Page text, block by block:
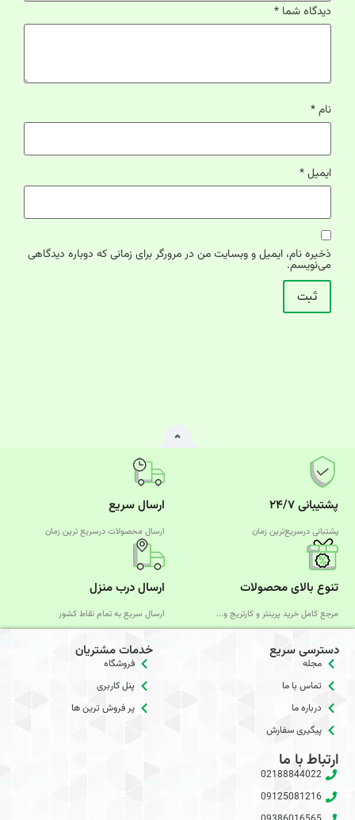
دیدگاه شما *
نام*
ایمیل*
ذخیره نام، ایمیل و وبسایت من در مرورگر برای زمانی که دوباره دیدگاهی
می‌نویسم.
پشتیبانی ۲۴/۷
پشتبانی درسریع‌ترین زمان
ارسال سریع
ارسال محصولات درسریع‌ ترین زمان
تنوع بالای محصولات
مرجع کامل خرید پرینتر و کارتریج و...
ارسال درب منزل
ارسال سریع به تمام نقاط کشور
دسترسی سریع
مجله
تماس با ما
درباره ما
پیگیری سفارش
خدمات مشتریان
فروشگاه
پنل کاربری
پر فروش ترین ها
ارتباط با ما
02188844022
09125081216